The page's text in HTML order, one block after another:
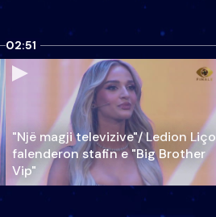
02:51
"Një magji televizive"/ Ledion Liço
falenderon stafin e "Big Brother
Vip"